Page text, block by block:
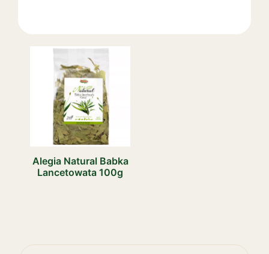
Alegia Natural Babka
Lancetowata 100g